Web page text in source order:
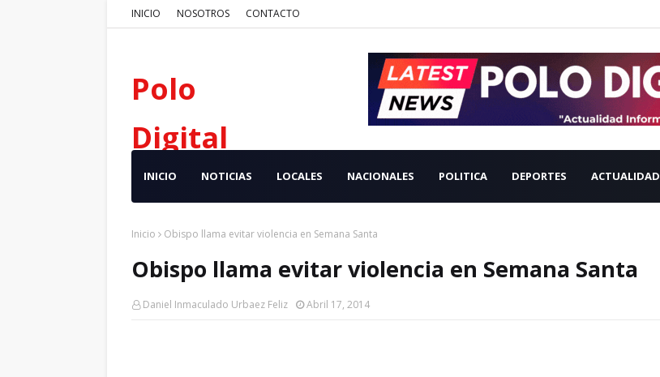
INICIO NOSOTROS CONTACTO
Polo
Digital
INICIO NOTICIAS LOCALES NACIONALES POLITICA DEPORTES ACTUALIDAD
Inicio Obispo llama evitar violencia en Semana Santa
Obispo llama evitar violencia en Semana Santa
Daniel Inmaculado Urbaez Feliz Abril 17, 2014